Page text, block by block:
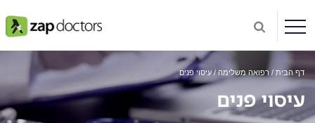
דף הבית רפואה משלימה עיסוי פנים
עיסוי פנים